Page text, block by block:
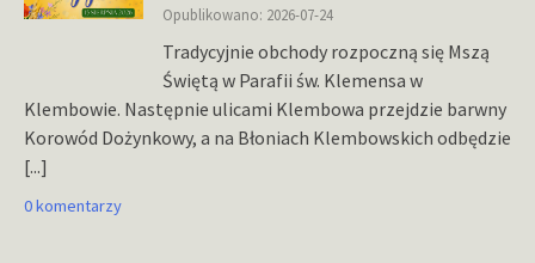
Opublikowano: 2026-07-24
Tradycyjnie obchody rozpoczną się Mszą
Świętą w Parafii św. Klemensa w
Klembowie. Następnie ulicami Klembowa przejdzie barwny
Korowód Dożynkowy, a na Błoniach Klembowskich odbędzie
[...]
0 komentarzy